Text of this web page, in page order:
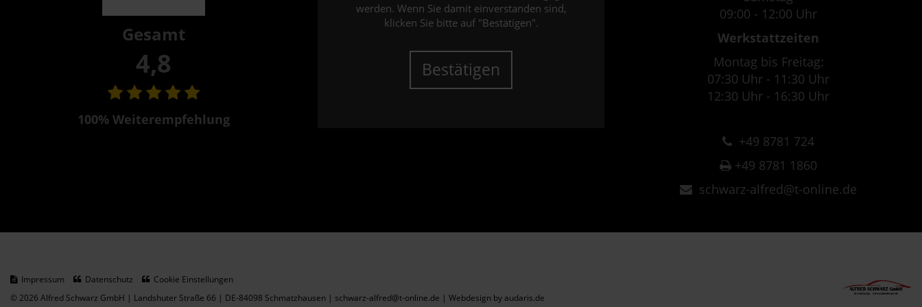
Gesamt
4,8
100% Weiterempfehlung
werden. Wenn Sie damit einverstanden sind,
klicken Sie bitte auf "Bestätigen".
Bestätigen
09:00 - 12:00 Uhr
Werkstattzeiten
Montag bis Freitag:
07:30 Uhr - 11:30 Uhr
12:30 Uhr - 16:30 Uhr
+49 8781 724
+49 8781 1860
schwarz-alfred@t-online.de
Impressum Datenschutz
Cookie Einstellungen
© 2026 Alfred Schwarz GmbH | Landshuter Straße 66 | DE-84098 Schmatzhausen | schwarz-alfred@t-online.de | Webdesign by audaris.de